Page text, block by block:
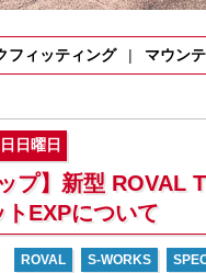
フィッティング マウン
日曜日
ップ】新型
トEXPについて
ROVAL S-WORKS